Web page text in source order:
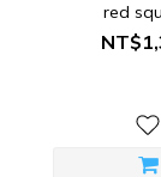
red